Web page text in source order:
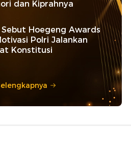
dan Kiprahnya
Sebut Hoegeng Awards
Polri Jalankan
Konstitusi